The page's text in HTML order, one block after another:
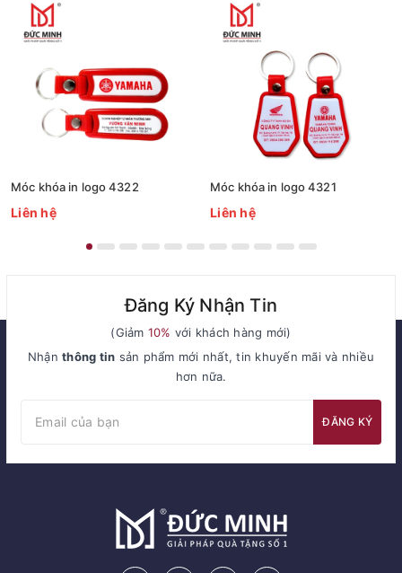
Móc khóa in logo 4322
Liên hệ
Móc khóa in logo 4321
Liên hệ
Đăng Ký Nhận Tin
(Giảm 10% với khách hàng mới)
Nhậnthông tin sản phẩm mới nhất, tin khuyến mãi và nhiều
hơn nữa.
ĐĂNG KÝ